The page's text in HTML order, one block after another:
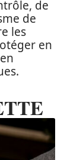
de
de
les
en